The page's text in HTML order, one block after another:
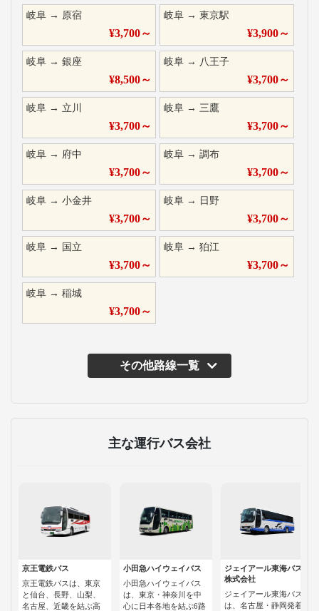
岐阜 → 原宿
¥3,700～
岐阜 →東京駅
¥3,900～
岐阜 → 銀座
¥8,500～
岐阜 → 八王子
¥3,700～
岐阜 → 立川
¥3,700～
岐阜 →三鷹
¥3,700～
岐阜 → 府中
¥3,700～
岐阜 →調布
¥3,700～
岐阜 → 小金井
¥3,700～
岐阜 → 日野
¥3,700～
岐阜 → 国立
¥3,700～
岐阜 →狛江
¥3,700～
岐阜 → 稲城
¥3,700～
その他路線一覧
主な運行バス会社
京王電鉄バス
京王電鉄バスは、東京
と仙台、長野、山梨、
名古屋、近畿を結ぶ高
小田急ハイウェイバス
小田急ハイウェイバス
は、東京・神奈川を中
心に日本各地を結ぶ6路
ジェイアール東海バス
株式会社
ジェイアール東海バス
は、名古屋・静岡発着